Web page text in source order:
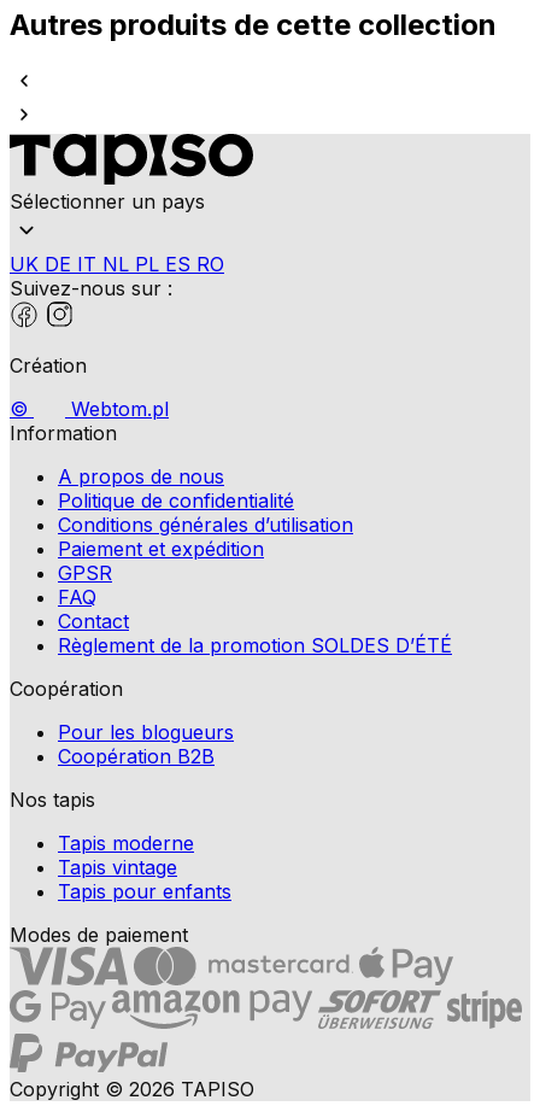
Autres produits de cette collection
Sélectionner un pays
UK DE IT NL PL ES RO
Suivez-nous sur :
Création
©
Webtom.pl
Information
A propos de nous
Politique de confidentialité
Conditions générales d’utilisation
Paiement et expédition
GPSR
FAQ
Contact
Règlement de la promotion SOLDES D’ÉTÉ
Coopération
Pour les blogueurs
Coopération B2B
Nos tapis
Tapis moderne
Tapis vintage
Tapis pour enfants
Modes de paiement
Copyright © 2026 TAPISO